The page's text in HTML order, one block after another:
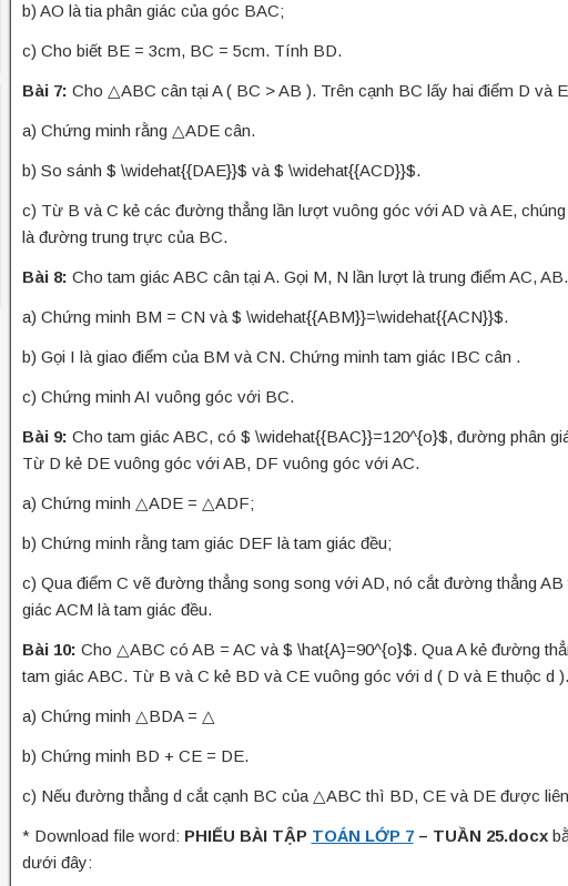
b) AO là tia phân giác của góc BAC;
c) Cho biết BE = 3cm, BC = 5cm. Tính BD.
Bài 7: Cho △ABC cân tại A ( BC > AB ). Trên cạnh BC lấy hai điểm D và
a) Chứng minh rằng △ADE cân.
b) So sánh $ \widehat{{DAE}}$ và $ \widehat{{ACD}}$.
c) Từ B và C kẻ các đường thẳng lần lượt vuông góc với AD và AE,
là đường trung trực của BC.
Bài 8: Cho tam giác ABC cân tại A. Gọi M, N lần lượt là trung điểm AC, AB.
a) Chứng minh BM = CN và $ \widehat{{ABM}}=\widehat{{ACN}}$.
b) Gọi I là giao điểm của BM và CN. Chứng minh tam giác IBC cân .
c) Chứng minh AI vuông góc với BC.
Bài 9: Cho tam giác ABC, có $ \widehat{{BAC}}=120^{o}$, đường phân
Từ D kẻ DE vuông góc với AB, DF vuông góc với AC.
a) Chứng minh △ADE = △ADF;
b) Chứng minh rằng tam giác DEF là tam giác đều;
c) Qua điểm C vẽ đường thẳng song song với AD, nó cắt đường thẳng
giác ACM là tam giác đều.
Bài 10: Cho △ABC có AB = AC và $ \hat{A}=90^{o}$. Qua A kẻ đường
tam giác ABC. Từ B và C kẻ BD và CE vuông góc với d ( D và E thuộc d ).
a) Chứng minh △BDA = △
b) Chứng minh BD + CE = DE.
c) Nếu đường thẳng d cắt cạnh BC của △ABC thì BD, CE và DE được
* Download file word: PHIẾU BÀI TẬP TOÁN LỚP 7– TUẦN 25.docx
dưới đây: